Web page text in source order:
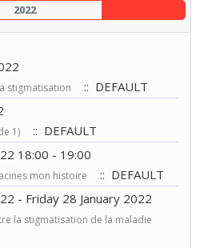
2022
stigmatisation
:: DEFAULT
1)
:: DEFAULT
18:00 - 19:00
mon histoire
:: DEFAULT
- Friday 28 January 2022
la stigmatisation de la maladie